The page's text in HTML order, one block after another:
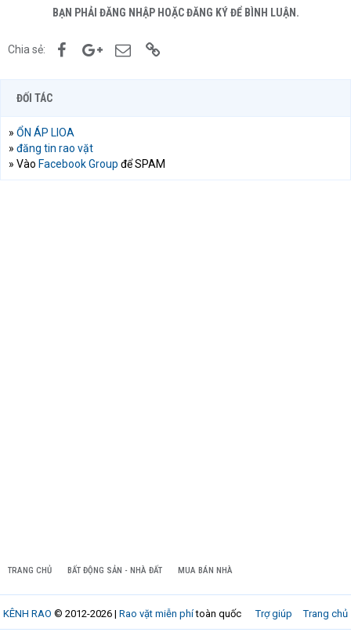
BẠN PHẢI ĐĂNG NHẬP HOẶC ĐĂNG KÝ ĐỂ BÌNH LUẬN.
Chia sẻ: FacebookGoogle+Email
ĐỐI TÁC
» ỔN ÁP LIOA
» đăng tin rao vặt
» Vào Facebook Group để SPAM
TRANG CHỦ BẤT ĐỘNG SẢN - NHÀ ĐẤT MUA BÁN NHÀ
Trợ giúp Trang chủ
KÊNH RAO © 2012-2026 | Rao vặt miễn phítoàn quốc